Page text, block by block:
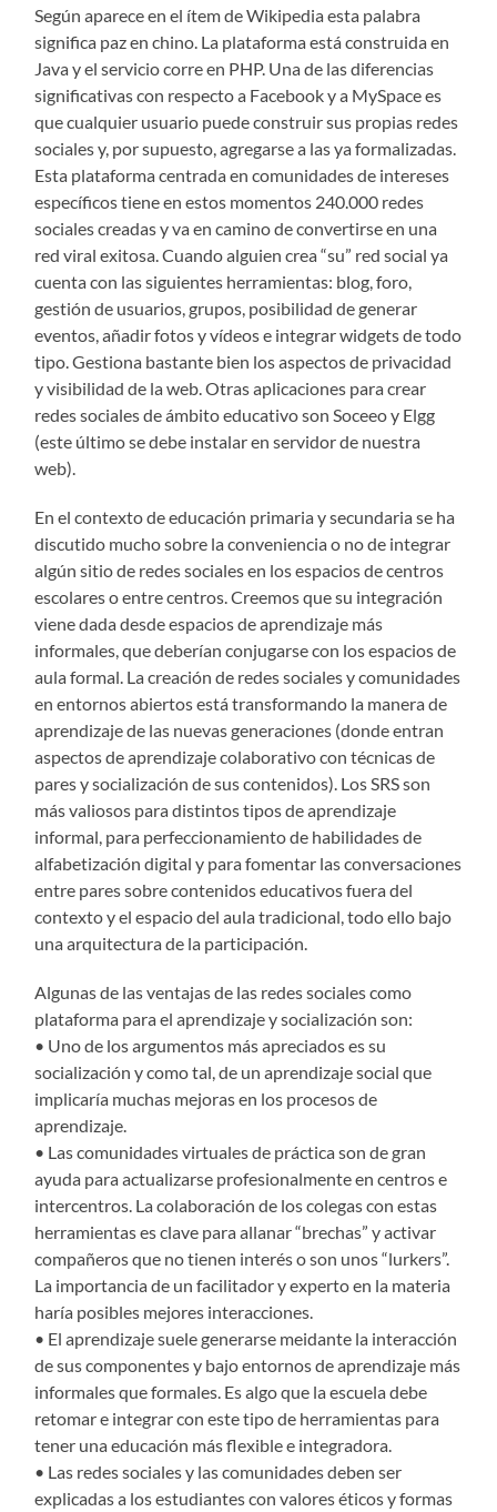
Según aparece en el ítem de Wikipedia esta palabra
significa paz en chino. La plataforma está construida en
Java y el servicio corre en PHP. Una de las diferencias
significativas con respecto a Facebook y a MySpace es
que cualquier usuario puede construir sus propias redes
sociales y, por supuesto, agregarse a las ya formalizadas.
Esta plataforma centrada en comunidades de intereses
específicos tiene en estos momentos 240.000 redes
sociales creadas y va en camino de convertirse en una
red viral exitosa. Cuando alguien crea “su” red social ya
cuenta con las siguientes herramientas: blog, foro,
gestión de usuarios, grupos, posibilidad de generar
eventos, añadir fotos y vídeos e integrar widgets de todo
tipo. Gestiona bastante bien los aspectos de privacidad
y visibilidad de la web. Otras aplicaciones para crear
redes sociales de ámbito educativo son Soceeo y Elgg
(este último se debe instalar en servidor de nuestra
web).
En el contexto de educación primaria y secundaria se ha
discutido mucho sobre la conveniencia o no de integrar
algún sitio de redes sociales en los espacios de centros
escolares o entre centros. Creemos que su integración
viene dada desde espacios de aprendizaje más
informales, que deberían conjugarse con los espacios de
aula formal. La creación de redes sociales y comunidades
en entornos abiertos está transformando la manera de
aprendizaje de las nuevas generaciones (donde entran
aspectos de aprendizaje colaborativo con técnicas de
pares y socialización de sus contenidos). Los SRS son
más valiosos para distintos tipos de aprendizaje
informal, para perfeccionamiento de habilidades de
alfabetización digital y para fomentar las conversaciones
entre pares sobre contenidos educativos fuera del
contexto y el espacio del aula tradicional, todo ello bajo
una arquitectura de la participación.
Algunas de las ventajas de las redes sociales como
plataforma para el aprendizaje y socialización son:
• Uno de los argumentos más apreciados es su
socialización y como tal, de un aprendizaje social que
implicaría muchas mejoras en los procesos de
aprendizaje.
• Las comunidades virtuales de práctica son de gran
ayuda para actualizarse profesionalmente en centros e
intercentros. La colaboración de los colegas con estas
herramientas es clave para allanar “brechas” y activar
compañeros que no tienen interés o son unos “lurkers”.
La importancia de un facilitador y experto en la materia
haría posibles mejores interacciones.
• El aprendizaje suele generarse meidante la interacción
de sus componentes y bajo entornos de aprendizaje más
informales que formales. Es algo que la escuela debe
retomar e integrar con este tipo de herramientas para
tener una educación más flexible e integradora.
• Las redes sociales y las comunidades deben ser
explicadas a los estudiantes con valores éticos y formas